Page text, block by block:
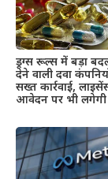
ड्रग्स रूल्स में बड़ा
देने वाली दवा
सख्त कार्रवाई,
आवेदन पर भी लगेगी